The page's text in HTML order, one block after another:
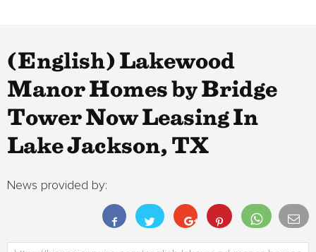
(English) Lakewood
Manor Homes by Bridge
Tower Now Leasing In
Lake Jackson, TX
News provided by: